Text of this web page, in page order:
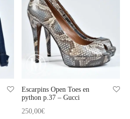
Escarpins Open Toes en
python p.37 – Gucci
250,00€